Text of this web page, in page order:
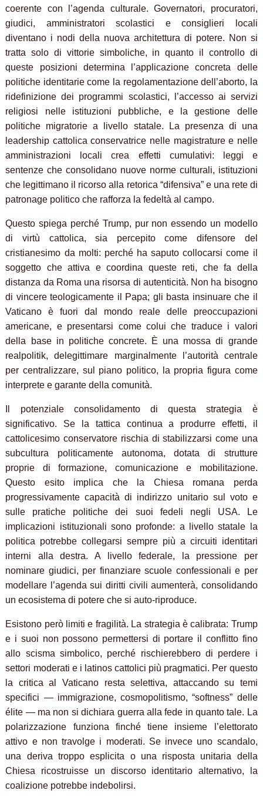
coerente con l’agenda culturale. Governatori, procuratori,
giudici, amministratori scolastici e consiglieri locali
diventano i nodi della nuova architettura di potere. Non si
tratta solo di vittorie simboliche, in quanto il controllo di
queste posizioni determina l’applicazione concreta delle
politiche identitarie come la regolamentazione dell’aborto, la
ridefinizione dei programmi scolastici, l’accesso ai servizi
religiosi nelle istituzioni pubbliche, e la gestione delle
politiche migratorie a livello statale. La presenza di una
leadership cattolica conservatrice nelle magistrature e nelle
amministrazioni locali crea effetti cumulativi: leggi e
sentenze che consolidano nuove norme culturali, istituzioni
che legittimano il ricorso alla retorica “difensiva” e una rete di
patronage politico che rafforza la fedeltà al campo.
Questo spiega perché Trump, pur non essendo un modello
di virtù cattolica, sia percepito come difensore del
cristianesimo da molti: perché ha saputo collocarsi come il
soggetto che attiva e coordina queste reti, che fa della
distanza da Roma una risorsa di autenticità. Non ha bisogno
di vincere teologicamente il Papa; gli basta insinuare che il
Vaticano è fuori dal mondo reale delle preoccupazioni
americane, e presentarsi come colui che traduce i valori
della base in politiche concrete. È una mossa di grande
realpolitik, delegittimare marginalmente l’autorità centrale
per centralizzare, sul piano politico, la propria figura come
interprete e garante della comunità.
Il potenziale consolidamento di questa strategia è
significativo. Se la tattica continua a produrre effetti, il
cattolicesimo conservatore rischia di stabilizzarsi come una
subcultura politicamente autonoma, dotata di strutture
proprie di formazione, comunicazione e mobilitazione.
Questo esito implica che la Chiesa romana perda
progressivamente capacità di indirizzo unitario sul voto e
sulle pratiche politiche dei suoi fedeli negli USA. Le
implicazioni istituzionali sono profonde: a livello statale la
politica potrebbe collegarsi sempre più a circuiti identitari
interni alla destra. A livello federale, la pressione per
nominare giudici, per finanziare scuole confessionali e per
modellare l’agenda sui diritti civili aumenterà, consolidando
un ecosistema di potere che si auto-riproduce.
Esistono però limiti e fragilità. La strategia è calibrata: Trump
e i suoi non possono permettersi di portare il conflitto fino
allo scisma simbolico, perché rischierebbero di perdere i
settori moderati e i latinos cattolici più pragmatici. Per questo
la critica al Vaticano resta selettiva, attaccando su temi
specifici — immigrazione, cosmopolitismo, “softness” delle
élite — ma non si dichiara guerra alla fede in quanto tale. La
polarizzazione funziona finché tiene insieme l’elettorato
attivo e non travolge i moderati. Se invece uno scandalo,
una deriva troppo esplicita o una risposta unitaria della
Chiesa ricostruisse un discorso identitario alternativo, la
coalizione potrebbe indebolirsi.